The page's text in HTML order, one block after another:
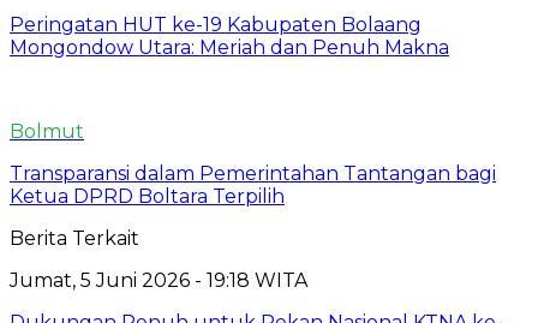
Peringatan HUT ke-19 Kabupaten Bolaang
Mongondow Utara: Meriah dan Penuh Makna
Bolmut
Transparansi dalam Pemerintahan Tantangan bagi
Ketua DPRD Boltara Terpilih
Berita Terkait
Jumat, 5 Juni 2026 - 19:18 WITA